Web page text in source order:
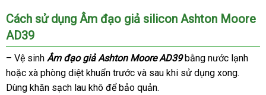
cảm
giác
sung
sướng
như
đang
làm
Âm
đạo
giả
Ashton
Moore
AD39
Cách sử dụng Âm đạo giả silicon Ashton Moore
AD39
– Vệ sinh Âm đạo giả Ashton Moore AD39 bằng nước lạnh
hoặc xà phòng diệt khuẩn trước Đài
Loan
và sau khi sử dụng xongbình
.
Dùng khăn sạch lau khô lấy
để bảo quản.